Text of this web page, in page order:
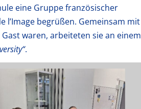
eine Gruppe französischer
l’Image begrüßen. Gemeinsam mit
waren, arbeiteten sie an einem
.